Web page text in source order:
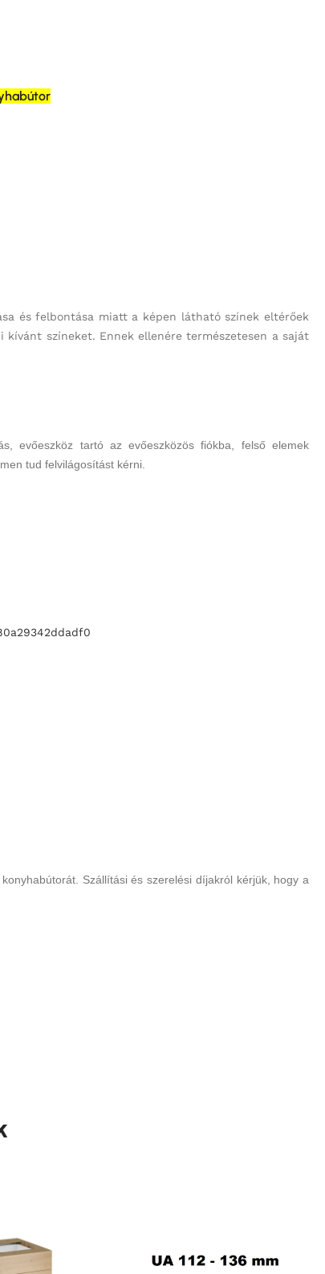
és felbontása miatt a képen látható színek eltérőek
színeket. Ennek ellenére természetesen a saját
evőeszköz tartó az evőeszközös fiókba, felső elemek
címen tud felvilágosítást kérni.
Szállítási és szerelési díjakról kérjük, hogy a